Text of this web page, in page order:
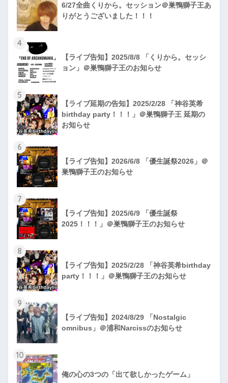
6/27全曲くりから。セッション＠巣鴨獅子王あ
りがとうございました！！！
4
【ライブ告知】2025/8/8 「くりから。セッシ
ョン」＠巣鴨獅子王のお知らせ
5
【ライブ延期の告知】2025/2/28 「神谷英希
birthday party！！！」＠巣鴨獅子王 延期の
お知らせ
6
【ライブ告知】2026/6/8 「優生誕祭2026」＠
巣鴨獅子王のお知らせ
7
【ライブ告知】2025/6/9 「優生誕祭
2025！！！」＠巣鴨獅子王のお知らせ
8
【ライブ告知】2025/2/28 「神谷英希birthday
party！！！」＠巣鴨獅子王のお知らせ
9
【ライブ告知】2024/8/29 「Nostalgic
omnibus」＠浦和Narcissのお知らせ
10
俺の心の3つの「出て欲しかったゲーム」